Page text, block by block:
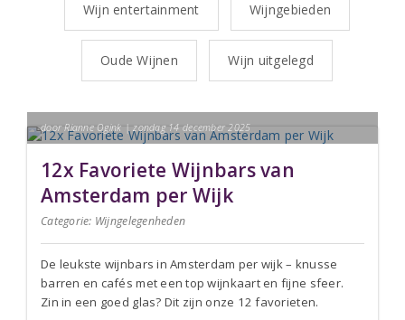
Wijn entertainment Wijngebieden
Oude Wijnen Wijn uitgelegd
door Rianne Ogink | zondag 14 december 2025
12x Favoriete Wijnbars van
Amsterdam per Wijk
Categorie: Wijngelegenheden
De leukste wijnbars in Amsterdam per wijk – knusse
barren en cafés met een top wijnkaart en fijne sfeer.
Zin in een goed glas? Dit zijn onze 12 favorieten.